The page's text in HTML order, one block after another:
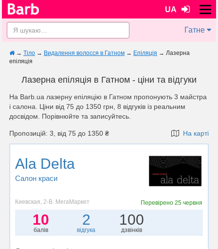
UA
Гатне
→ Тіло → Видалення волосся в Гатном → Епіляція → Лазерна
епіляція
Лазерна епіляція в Гатном - ціни та відгуки
На Barb.ua лазерну епіляцію в Гатном пропонують 3 майстра
і салона. Ціни від 75 до 1350 грн, 8 відгуків із реальним
досвідом. Порівнюйте та записуйтесь.
Пропозицій: 3, від 75 до 1350 ₴ На карті
Ala Delta
Салон краси
Киевская, 2-В. МегаМаркет Перевірено25 червня
10
балів
2
відгука
100
дзвінків